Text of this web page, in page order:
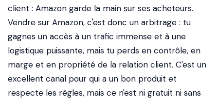
client : Amazon garde la main sur ses acheteurs.
Vendre sur Amazon, c'est donc un arbitrage : tu
gagnes un accès à un trafic immense et à une
logistique puissante, mais tu perds en contrôle, en
marge et en propriété de la relation client. C'est un
excellent canal pour qui a un bon produit et
respecte les règles, mais ce n'est ni gratuit ni sans